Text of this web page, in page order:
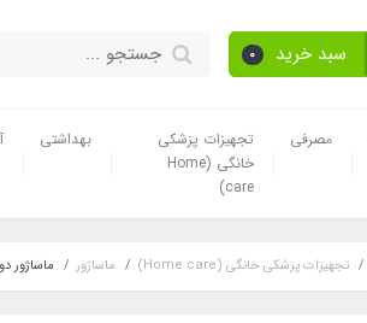
سبد خرید 0
مصرفی
تجهیزات پزشکی
خانگی (Home
care)
بهداشتی
تجهیزات پزشکی خانگی (Home care) ماساژور ماساژور